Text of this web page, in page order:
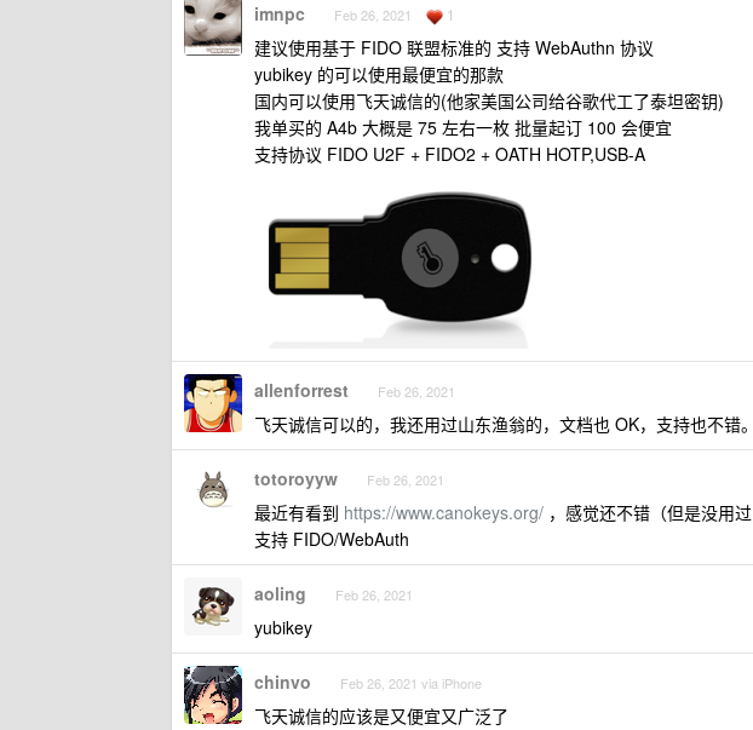
imnpc Feb 26, 2021 1
建议使用基于 FIDO 联盟标准的 支持 WebAuthn 协议
yubikey 的可以使用最便宜的那款
国内可以使用飞天诚信的(他家美国公司给谷歌代工了泰坦密钥)
我单买的 A4b 大概是 75 左右一枚 批量起订 100 会便宜
支持协议 FIDO U2F + FIDO2 + OATH HOTP,USB-A
allenforrest Feb 26, 2021
飞天诚信可以的，我还用过山东渔翁的，文档也 OK，支持也不错。
totoroyyw Feb 26, 2021
最近有看到 https://www.canokeys.org/ ，感觉还不错（但是没用过
支持 FIDO/WebAuth
aoling Feb 26, 2021
yubikey
chinvo Feb 26, 2021 via iPhone
飞天诚信的应该是又便宜又广泛了